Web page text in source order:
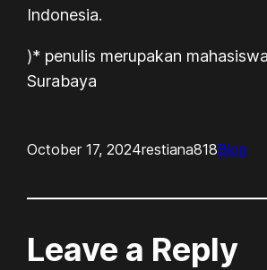
Indonesia.
)* penulis merupakan
Surabaya
October 17, 2024restiana818Blog
Leave a Reply